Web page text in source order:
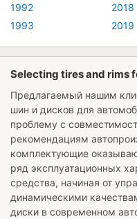
1992
1993
2018
2019
Selecting tires and rims
Предлагаемый нашим
шин и дисков для
проблему с
рекомендациям
комплектующие
ряд эксплуатационных
средства, начиная от
динамическими
диски в современном